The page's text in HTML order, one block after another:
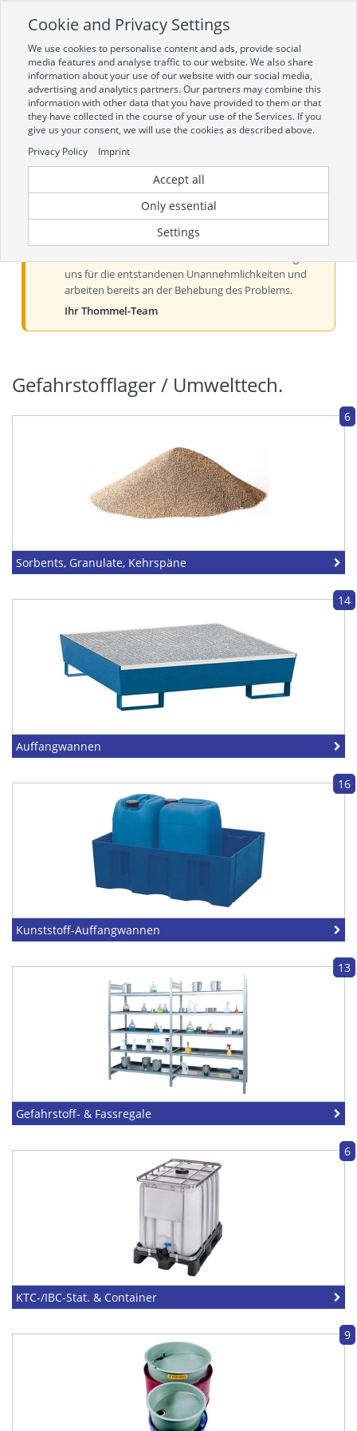
Zur mobilen Kompaktversion (Login erforderlich)
Toggle
navigation
Aktueller Hinweis zur Preis- und
Verfügbarkeitsanzeige
Liebe Kundinnen und Kunden, derzeit kann es bei der
Preis- und Verfügbarkeitsanzeige aus technischen
uns für die entstandenen Unannehmlichkeiten und
arbeiten bereits an der Behebung des Problems.
Ihr Thommel-Team
Gefahrstofflager / Umwelttech.
6
Sorbents, Granulate, Kehrspäne
14
Auffangwannen
16
Kunststoff-Auffangwannen
13
Gefahrstoff- & Fassregale
6
KTC-/IBC-Stat. & Container
9
Cookie and Privacy Settings
We use cookies to personalise content and ads, provide social
media features and analyse traffic to our website. We also share
information about your use of our website with our social media,
advertising and analytics partners. Our partners may combine this
information with other data that you have provided to them or that
they have collected in the course of your use of the Services. If you
give us your consent, we will use the cookies as described above.
Privacy Policy
Imprint
Accept all
Only essential
Settings